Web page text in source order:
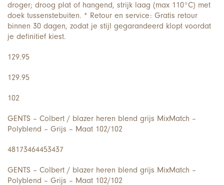
droger; droog plat of hangend, strijk laag (max 110°C) met
doek tussenstebuiten. * Retour en service: Gratis retour
binnen 30 dagen, zodat je stijl gegarandeerd klopt voordat
je definitief kiest.
129.95
129.95
102
GENTS – Colbert / blazer heren blend grijs MixMatch –
Polyblend – Grijs – Maat 102/102
48173464453437
GENTS – Colbert / blazer heren blend grijs MixMatch –
Polyblend – Grijs – Maat 102/102